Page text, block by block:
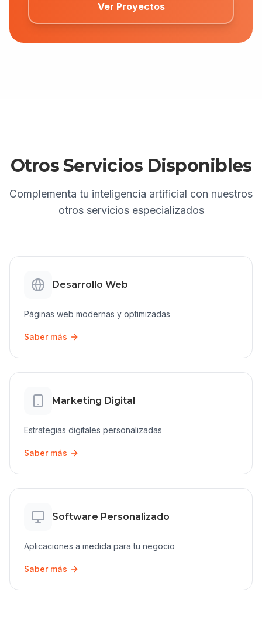
Ver Proyectos
Otros Servicios Disponibles
Complementa tu inteligencia artificial con nuestros
otros servicios especializados
Desarrollo Web
Páginas web modernas y optimizadas
Saber más
Marketing Digital
Estrategias digitales personalizadas
Saber más
Software Personalizado
Aplicaciones a medida para tu negocio
Saber más